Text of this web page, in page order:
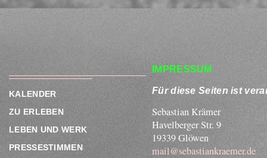
KALENDER
ZU ERLEBEN
LEBEN UND WERK
PRESSESTIMMEN
IMPRESSUM
Für diese Seiten ist
Sebastian Krämer
Havelberger Str. 9
19339 Glöwen
mail@sebastiankraemer.de